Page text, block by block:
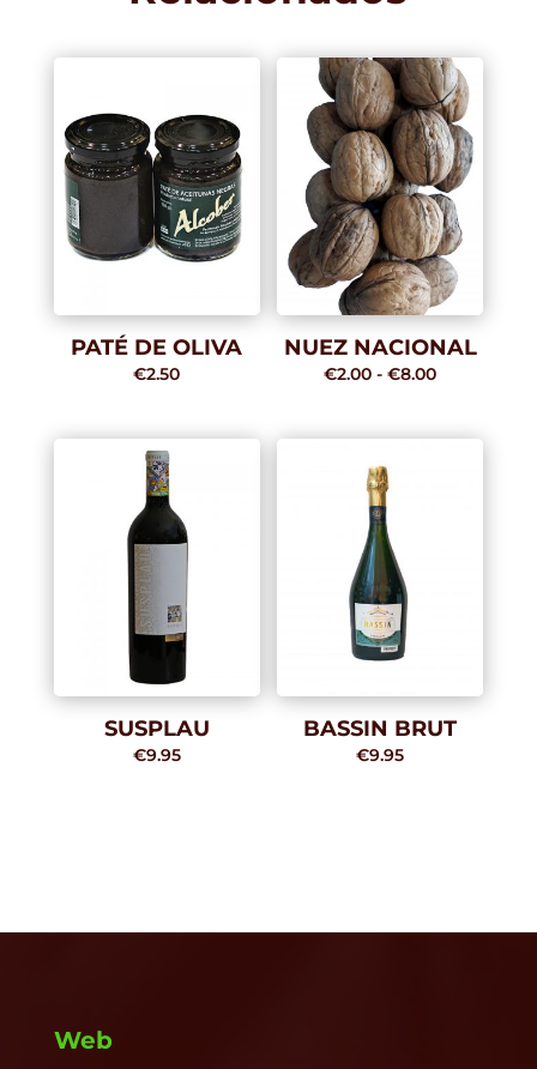
PATÉ DE OLIVA
€2.50
NUEZ NACIONAL
€2.00 - €8.00Rango
precios:
SUSPLAU
€9.95
BASSIN BRUT
€9.95
Web